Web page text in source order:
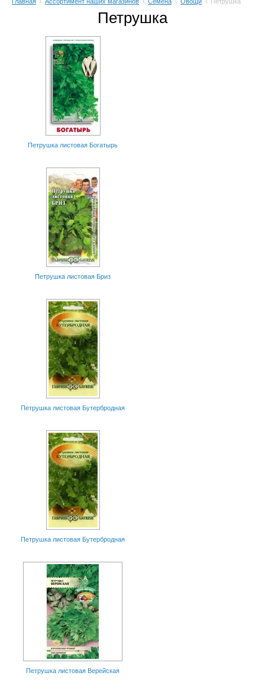
Петрушка
Петрушка листовая Богатырь
Петрушка листовая Бриз
Петрушка листовая Бутербродная
Петрушка листовая Бутербродная
Петрушка листовая Верейская